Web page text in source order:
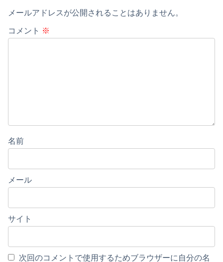
メールアドレスが公開されることはありません。
コメント ※
名前
メール
サイト
次回のコメントで使用するためブラウザーに自分の名